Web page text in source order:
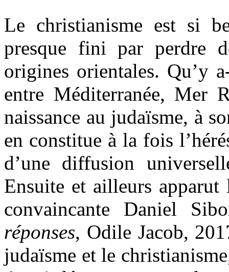
Le christianisme est si
presque fini par perdre
origines orientales. Qu’y
entre Méditerranée, Mer
naissance au judaïsme, à
en constitue à la fois
d’une diffusion
Ensuite et ailleurs
convaincante Daniel
réponses, Odile Jacob,
judaïsme et le